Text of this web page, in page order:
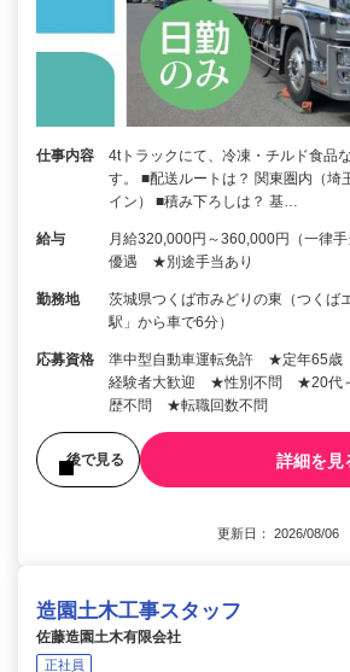
仕事内容
4tトラックにて、冷凍・チルド食品
す。 ■配送ルートは？ 関東圏内（埼
イン） ■積み下ろしは？ 基…
給与
月給320,000円～360,000円（一律
優遇 ★別途手当あり
勤務地
茨城県つくば市みどりの東（つくば
駅」から車で6分）
応募資格
準中型自動車運転免許 ★定年65
経験者大歓迎 ★性別不問 ★20代
歴不問 ★転職回数不問
後で見る 詳細を見
更新日： 2026/08/06
造園土木工事スタッフ
佐藤造園土木有限会社
正社員